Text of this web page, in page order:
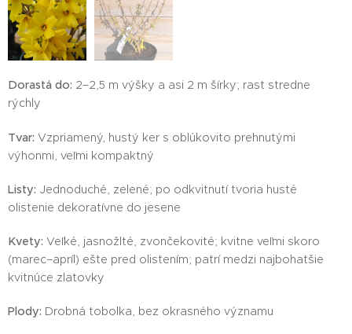
Dorastá do: 2–2,5 m výšky a asi 2 m šírky; rast stredne
rýchly
Tvar: Vzpriamený, hustý ker s oblúkovito prehnutými
výhonmi, veľmi kompaktný
Listy: Jednoduché, zelené; po odkvitnutí tvoria husté
olistenie dekoratívne do jesene
Kvety: Veľké, jasnožlté, zvončekovité; kvitne veľmi skoro
(marec–apríl) ešte pred olistením; patrí medzi najbohatšie
kvitnúce zlatovky
Plody: Drobná tobolka, bez okrasného významu